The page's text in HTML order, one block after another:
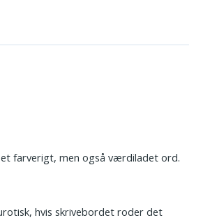
farverigt, men også værdiladet ord.
hvis skrivebordet roder det